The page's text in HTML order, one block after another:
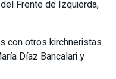
Frente de Izquierda,
con otros kirchneristas
Díaz Bancalari y